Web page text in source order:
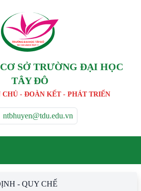
TRƯỜNG ĐẠI HỌC TÂY ĐÔ
TAY DO UNIVERSIT Y
SỞ TRƯỜNG ĐẠI HỌC
TÂY ĐÔ
- ĐOÀN KẾT - PHÁT TRIỂN
ntbhuyen@tdu.edu.vn
- QUY CHẾ